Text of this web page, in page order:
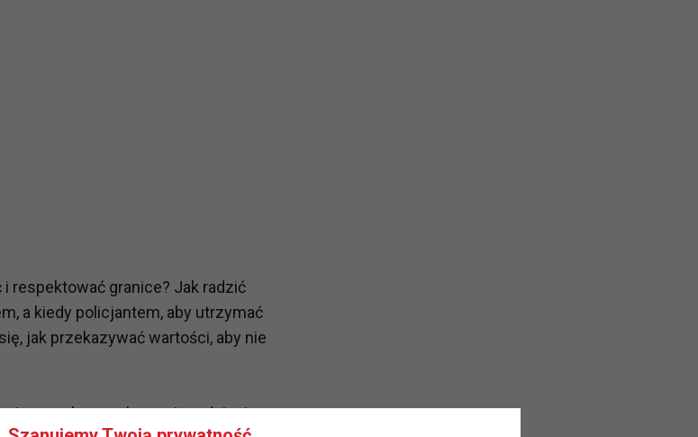
respektować granice? Jak radzić
a kiedy policjantem, aby utrzymać
jak przekazywać wartości, aby nie
z wychowaniem dzieci.